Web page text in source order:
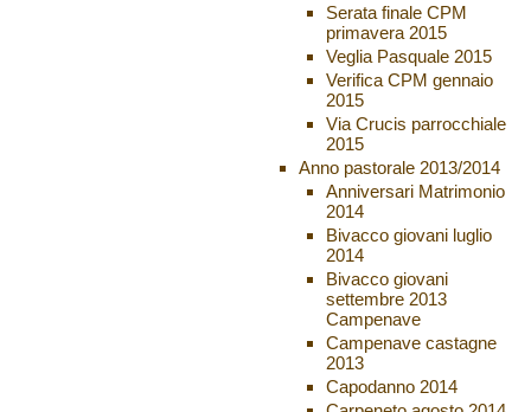
Serata finale CPM
primavera 2015
Veglia Pasquale 2015
Verifica CPM gennaio
2015
Via Crucis parrocchiale
2015
Anno pastorale 2013/2014
Anniversari Matrimonio
2014
Bivacco giovani luglio
2014
Bivacco giovani
settembre 2013
Campenave
Campenave castagne
2013
Capodanno 2014